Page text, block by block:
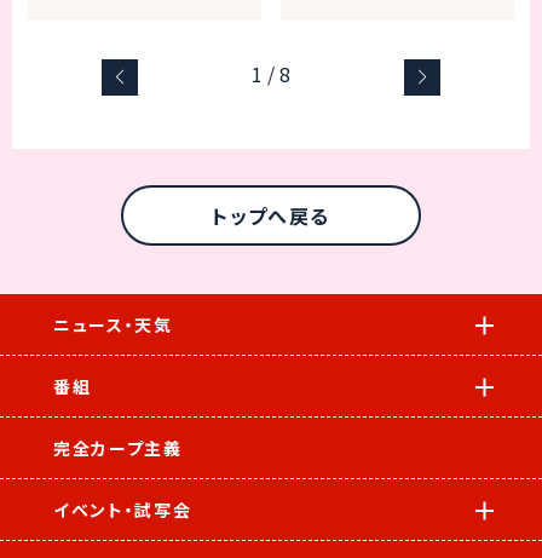
1 /8
トップへ戻る
ニュース・天気
番組
完全カープ主義
イベント・試写会